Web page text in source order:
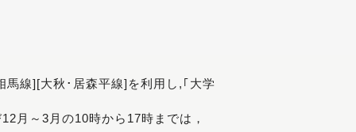
線][大秋･居森平線]を利用し,｢大学
月～3月の10時から17時までは，